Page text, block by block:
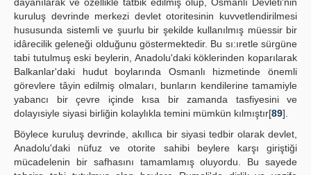
kuruluş devrinde merkezi devlet otoritesinin kuvvetlendirilmesi
hususunda sistemli ve şuurlu bir şekilde kullanılmış müessir bir
idârecilik geleneği olduğunu göstermektedir. Bu sı:ıretle sürgüne
tabi tutulmuş eski beylerin, Anadolu'daki köklerinden koparılarak
Balkanlar'daki hudut boylarında Osmanlı hizmetinde önemli
görevlere tâyin edilmiş olmaları, bunların kendilerine tamamiyle
yabancı bir çevre içinde kısa bir zamanda tasfiyesini ve
dolayısiyle siyasi birliğin kolaylıkla temini mümkün kılmıştır[89].
Böylece kuruluş devrinde, akıllıca bir siyasi tedbir olarak devlet,
Anadolu'daki nüfuz ve otorite sahibi beylere karşı giriştiği
mücadelenin bir safhasını tamamlamış oluyordu. Bu sayede